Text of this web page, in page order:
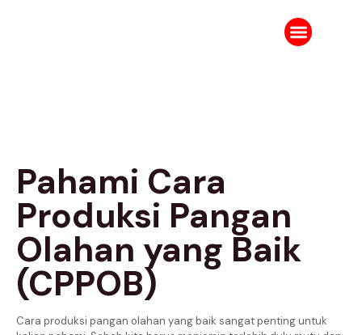
Pahami Cara
Produksi Pangan
Olahan yang Baik
(CPPOB)
Cara produksi pangan olahan yang baik sangat penting untuk